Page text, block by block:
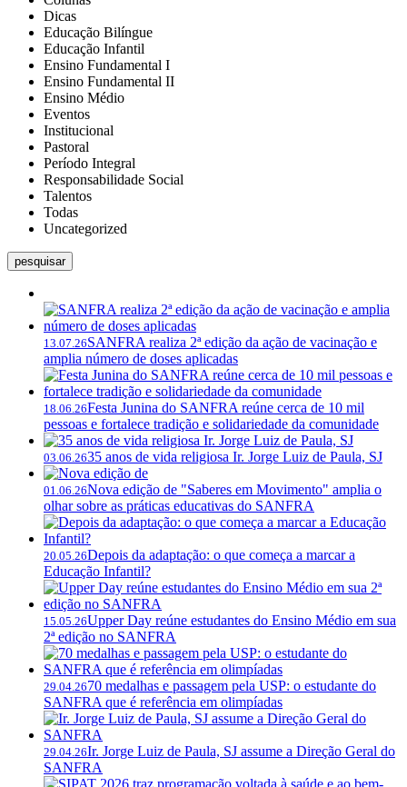
Dicas
Educação Bilíngue
Educação Infantil
Ensino Fundamental I
Ensino Fundamental II
Ensino Médio
Eventos
Institucional
Pastoral
Período Integral
Responsabilidade Social
Talentos
Todas
Uncategorized
pesquisar
13.07.26SANFRA realiza 2ª edição da ação de vacinação e
amplia número de doses aplicadas
18.06.26Festa Junina do SANFRA reúne cerca de 10 mil
pessoas e fortalece tradição e solidariedade da comunidade
03.06.2635 anos de vida religiosa Ir. Jorge Luiz de Paula, SJ
01.06.26Nova edição de "Saberes em Movimento" amplia o
olhar sobre as práticas educativas do SANFRA
20.05.26Depois da adaptação: o que começa a marcar a
Educação Infantil?
15.05.26Upper Day reúne estudantes do Ensino Médio em sua
2ª edição no SANFRA
29.04.2670 medalhas e passagem pela USP: o estudante do
SANFRA que é referência em olimpíadas
29.04.26Ir. Jorge Luiz de Paula, SJ assume a Direção Geral do
SANFRA